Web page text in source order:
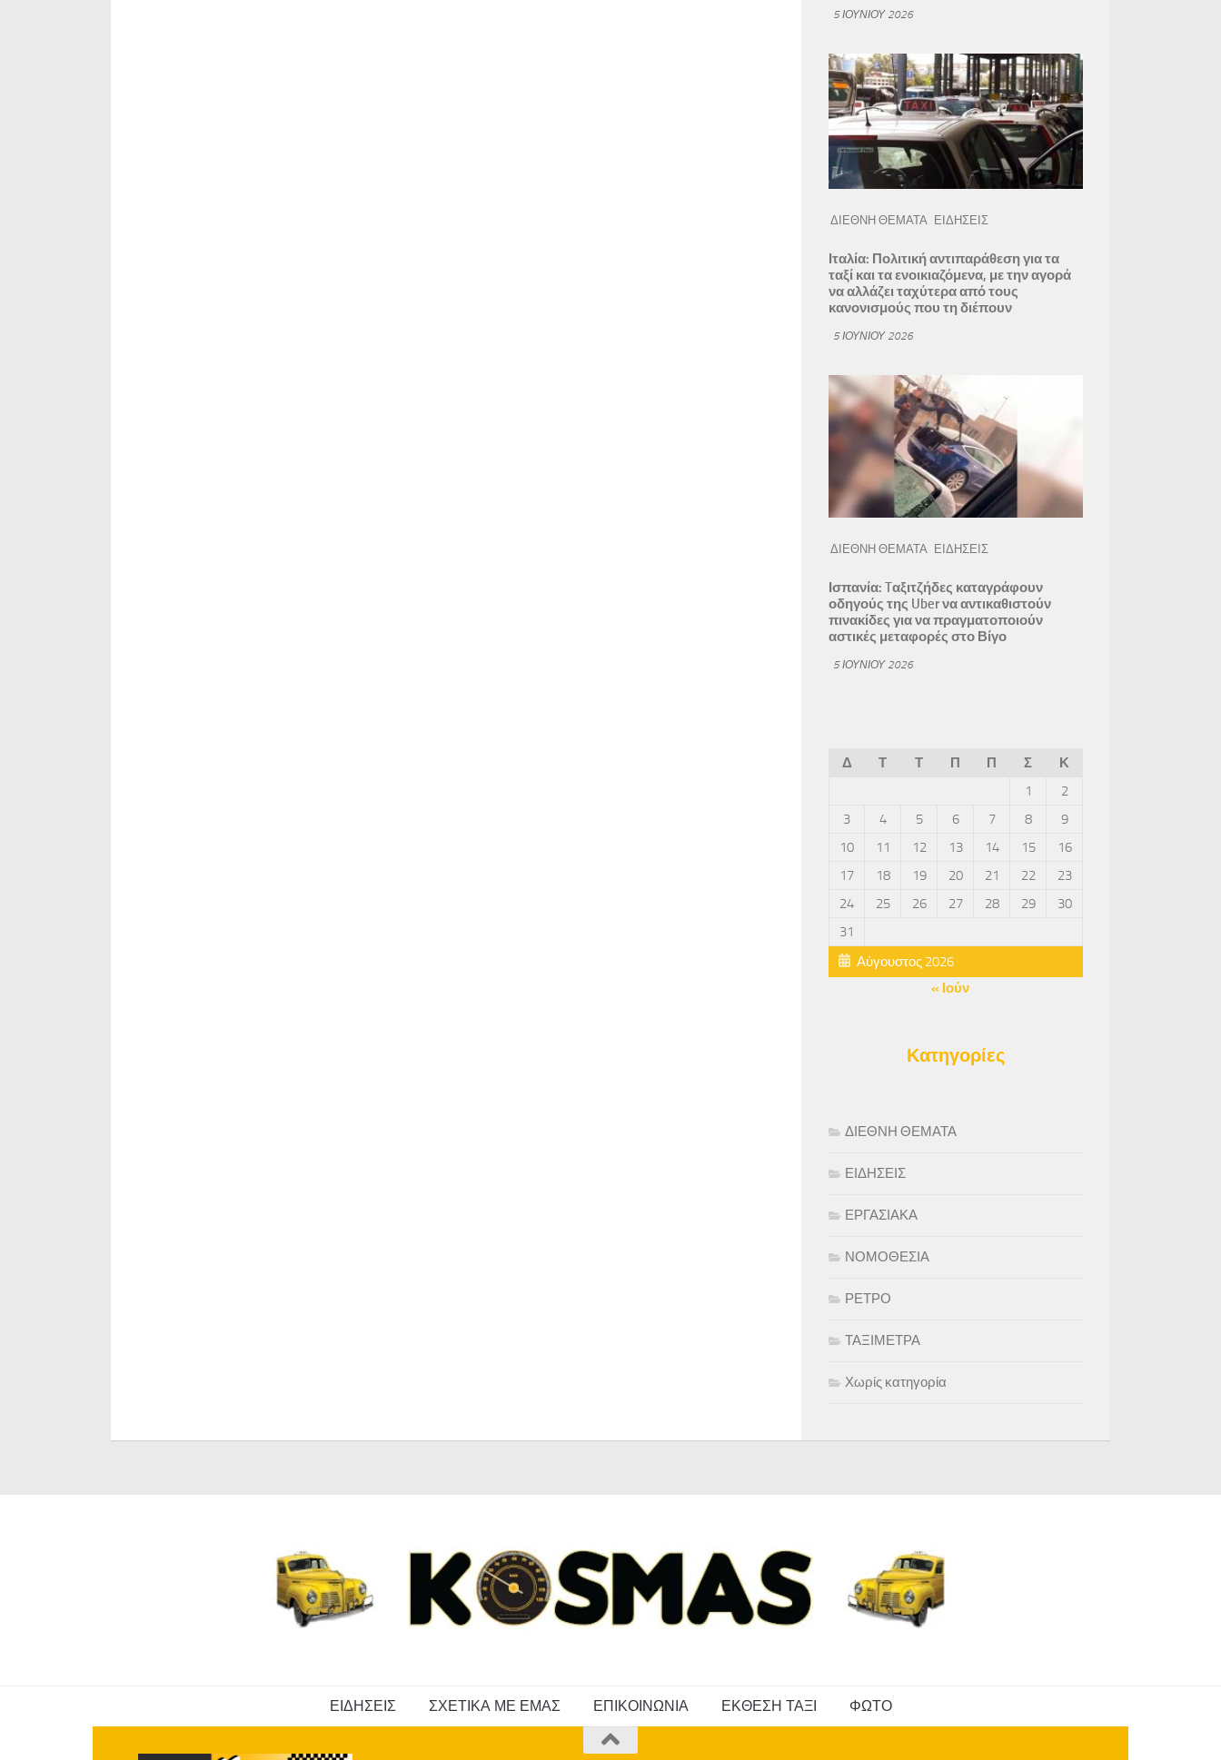
5 ΙΟΥΝΊΟΥ 2026
ΔΙΕΘΝΗ ΘΕΜΑΤΑ ΕΙΔΗΣΕΙΣ
Ιταλία: Πολιτική αντιπαράθεση για τα
ταξί και τα ενοικιαζόμενα, με την αγορά
να αλλάζει ταχύτερα από τους
κανονισμούς που τη διέπουν
5 ΙΟΥΝΊΟΥ 2026
ΔΙΕΘΝΗ ΘΕΜΑΤΑ ΕΙΔΗΣΕΙΣ
Ισπανία: Tαξιτζήδες καταγράφουν
οδηγούς της Uber να αντικαθιστούν
πινακίδες για να πραγματοποιούν
αστικές μεταφορές στο Βίγο
5 ΙΟΥΝΊΟΥ 2026
Αύγουστος 2026
Δ Τ Τ Π Π Σ
Κ
1
2
3
4 5 6 7 8
9
10
11 12 13 14 15
16
17
18 19 20 21 22
23
24
25 26 27 28 29
30
31
« Ιούν
Κατηγορίες
ΔΙΕΘΝΗ ΘΕΜΑΤΑ
ΕΙΔΗΣΕΙΣ
ΕΡΓΑΣΙΑΚΑ
ΝΟΜΟΘΕΣΙΑ
ΡΕΤΡΟ
ΤΑΞΙΜΕΤΡΑ
Χωρίς κατηγορία
ΕΙΔΗΣΕΙΣ ΣΧΕΤΙΚΑ ΜΕ ΕΜΑΣ ΕΠΙΚΟΙΝΩΝΙΑ ΕΚΘΕΣΗ ΤΑΞΙ ΦΩΤΟ